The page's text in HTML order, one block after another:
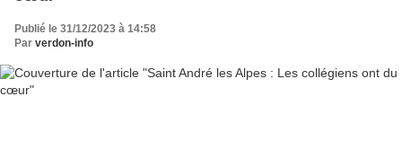
Publié le 31/12/2023 à 14:58
Par verdon-info